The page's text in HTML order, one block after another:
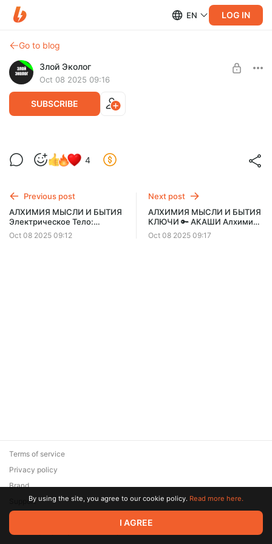
EN LOG IN
Go to blog
Злой Эколог
Oct 08 2025 09:16
SUBSCRIBE
АЛХИМИЯ МЫСЛИ И БЫТИЯ
Электрическое Тело Понимание
Level required:
SUBSCRIBE
Limited (29 remaining)
4
Previous post
АЛХИМИЯ МЫСЛИ И БЫТИЯ
Электрическое Тело:
Понимание Системы
Напряжения Человека.
Oct 08 2025 09:12
Next post
АЛХИМИЯ МЫСЛИ И БЫТИЯ
КЛЮЧИ 🔑 АКАШИ Алхимия
Сознания и Квантовое Поле:
От Чертежа до Воплощения
Oct 08 2025 09:17
© 2026 Zaya Solutions Limited. All rights reserved. All trademarks
are the property of their respective owners.
Terms of service
Privacy policy
Brand
SupportBy using the site, you agree to our cookie policy. Read more here.
I AGREE